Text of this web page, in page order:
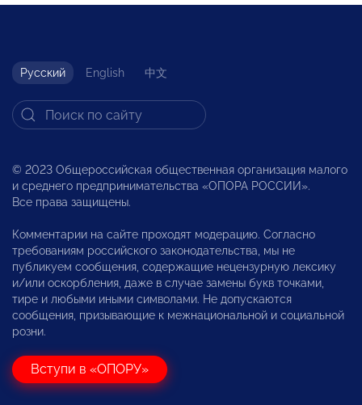
Русский English 中文
© 2023 Общероссийская общественная организация малого
и среднего предпринимательства «ОПОРА РОССИИ».
Все права защищены.
Комментарии на сайте проходят модерацию. Согласно
требованиям российского законодательства, мы не
публикуем сообщения, содержащие нецензурную лексику
и/или оскорбления, даже в случае замены букв точками,
тире и любыми иными символами. Не допускаются
сообщения, призывающие к межнациональной и социальной
розни.
Вступи в «ОПОРУ»